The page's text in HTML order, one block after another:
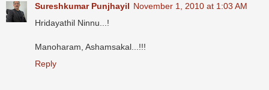
Sureshkumar Punjhayil November 1, 2010 at 1:03 AM
Hridayathil Ninnu...!
Manoharam, Ashamsakal...!!!
Reply